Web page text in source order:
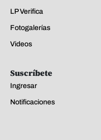
LP Verifica
Fotogalerías
Videos
Suscríbete
Ingresar
Notificaciones